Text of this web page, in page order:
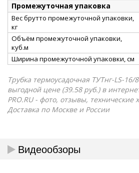
Промежуточная упаковка
Вес брутто промежуточной упаковки,
кг
Объём промежуточной упаковки,
куб.м
Ширина промежуточной упаковки, см
Трубка термоусадочная ТУТнг-LS-
выгодной цене (39.58 руб.) в
PRO.RU - фото, отзывы, технические
Доставка по Москве и России
Видеообзоры